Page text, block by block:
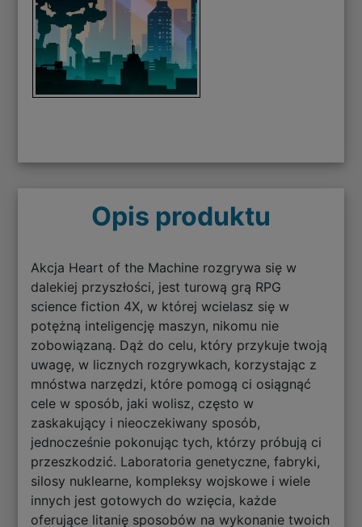
Opis produktu
Akcja Heart of the Machine rozgrywa się w
dalekiej przyszłości, jest turową grą RPG
science fiction 4X, w której wcielasz się w
potężną inteligencję maszyn, nikomu nie
zobowiązaną. Dąż do celu, który przykuje twoją
uwagę, w licznych rozgrywkach, korzystając z
mnóstwa narzędzi, które pomogą ci osiągnąć
cele w sposób, jaki wolisz, często w
zaskakujący i nieoczekiwany sposób,
jednocześnie pokonując tych, którzy próbują ci
przeszkodzić. Laboratoria genetyczne, fabryki,
silosy nuklearne, kompleksy wojskowe i wiele
innych jest gotowych do wzięcia, każde
oferujące litanię sposobów na wykonanie twoich